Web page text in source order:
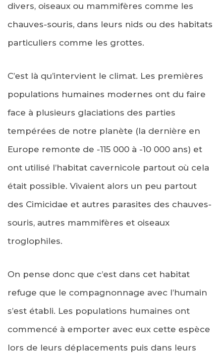
divers, oiseaux ou mammifères comme les
chauves-souris, dans leurs nids ou des habitats
particuliers comme les grottes.
C’est là qu’intervient le climat. Les premières
populations humaines modernes ont du faire
face à plusieurs glaciations des parties
tempérées de notre planète (la dernière en
Europe remonte de -115 000 à -10 000 ans) et
ont utilisé l’habitat cavernicole partout où cela
était possible. Vivaient alors un peu partout
des Cimicidae et autres parasites des chauves-
souris, autres mammifères et oiseaux
troglophiles.
On pense donc que c’est dans cet habitat
refuge que le compagnonnage avec l’humain
s’est établi. Les populations humaines ont
commencé à emporter avec eux cette espèce
lors de leurs déplacements puis dans leurs